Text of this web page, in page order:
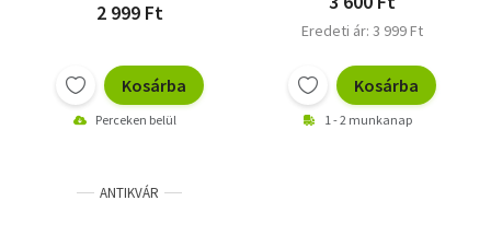
2 999 Ft
Kosárba
Perceken belül
Eredeti ár: 3 999 Ft
Kosárba
1 - 2 munkanap
ANTIKVÁR